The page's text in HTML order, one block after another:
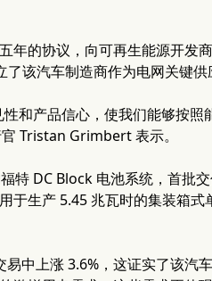
年的协议，向可再生能源开
该汽车制造商作为电网关键供
和产品信心，使我们能够按照
Tristan Grimbert 表示。
特 DC Block 电池系统，首批
于生产 5.45 兆瓦时的集装箱
易中上涨 3.6%，这证实了该